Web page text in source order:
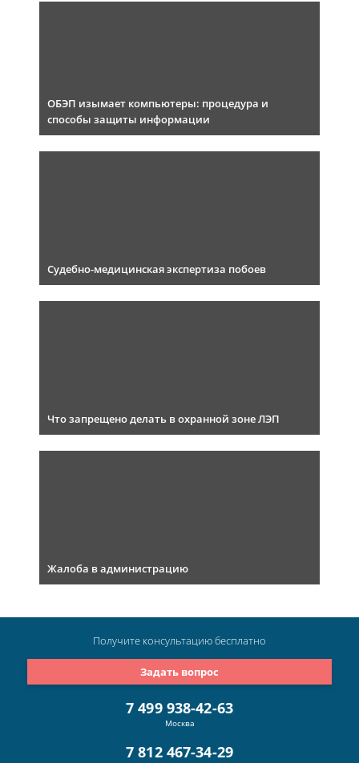
ОБЭП изымает компьютеры: процедура и
способы защиты информации
Судебно-медицинская экспертиза побоев
Что запрещено делать в охранной зоне ЛЭП
Жалоба в администрацию
7 499 938-42-63
Москва
7 812 467-34-29
Задать вопрос
Получите консультациюбесплатно